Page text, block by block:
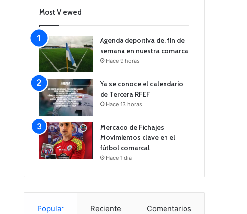
Most Viewed
Agenda deportiva del fin de
semana en nuestra comarca
Hace 9 horas
Ya se conoce el calendario
de Tercera RFEF
Hace 13 horas
Mercado de Fichajes:
Movimientos clave en el
fútbol comarcal
Hace 1 día
Popular Reciente Comentarios